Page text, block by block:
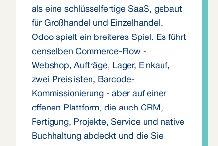
als eine schlüsselfertige SaaS, gebaut
für Großhandel und Einzelhandel.
Odoo spielt ein breiteres Spiel. Es führt
denselben Commerce-Flow -
Webshop, Aufträge, Lager, Einkauf,
zwei Preislisten, Barcode-
Kommissionierung - aber auf einer
offenen Plattform, die auch CRM,
Fertigung, Projekte, Service und native
Buchhaltung abdeckt und die Sie